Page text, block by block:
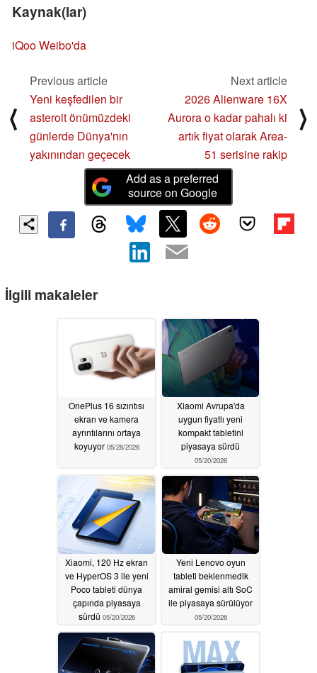
Kaynak(lar)
iQoo Weibo'da
⟨
Previous article
Yeni keşfedilen bir
asteroit önümüzdeki
günlerde Dünya'nın
yakınından geçecek
Next article
2026 Alienware 16X
Aurora o kadar pahalı ki
artık fiyat olarak Area-
51 serisine rakip
⟩
Add as a preferred
source on Google
İlgili makaleler
OnePlus 16 sızıntısı
ekran ve kamera
ayrıntılarını ortaya
koyuyor 05/28/2026
Xiaomi Avrupa'da
uygun fiyatlı yeni
kompakt tabletini
piyasaya sürdü
05/20/2026
Xiaomi, 120 Hz ekran
ve HyperOS 3 ile yeni
Poco tableti dünya
çapında piyasaya
sürdü 05/20/2026
Yeni Lenovo oyun
tableti beklenmedik
amiral gemisi altı SoC
ile piyasaya sürülüyor
05/20/2026